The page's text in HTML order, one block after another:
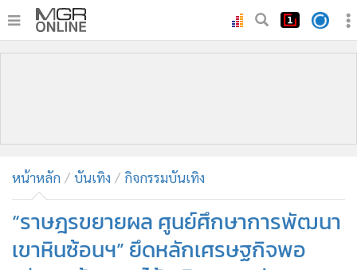
• บันเทิง
คอลัมนิสต์
• ละคร
หน้าหลัก บันเทิง กิจกรรมบันเทิง
“ราษฎรขยายผล ศูนย์ศึกษาการพัฒนา
เขาหินซ้อนฯ” ยึดหลักเศรษฐกิจพอ